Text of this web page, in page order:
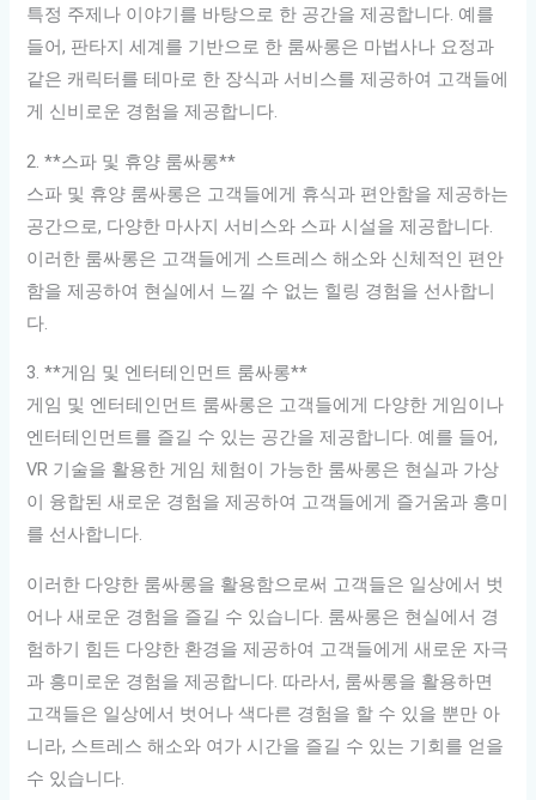
특정 주제나 이야기를 바탕으로 한 공간을 제공합니다. 예를
들어, 판타지 세계를 기반으로 한 룸싸롱은 마법사나 요정과
같은 캐릭터를 테마로 한 장식과 서비스를 제공하여 고객들에
게 신비로운 경험을 제공합니다.
2. **스파 및 휴양 룸싸롱**
스파 및 휴양 룸싸롱은 고객들에게 휴식과 편안함을 제공하는
공간으로, 다양한 마사지 서비스와 스파 시설을 제공합니다.
이러한 룸싸롱은 고객들에게 스트레스 해소와 신체적인 편안
함을 제공하여 현실에서 느낄 수 없는 힐링 경험을 선사합니
다.
3. **게임 및 엔터테인먼트 룸싸롱**
게임 및 엔터테인먼트 룸싸롱은 고객들에게 다양한 게임이나
엔터테인먼트를 즐길 수 있는 공간을 제공합니다. 예를 들어,
VR 기술을 활용한 게임 체험이 가능한 룸싸롱은 현실과 가상
이 융합된 새로운 경험을 제공하여 고객들에게 즐거움과 흥미
를 선사합니다.
이러한 다양한 룸싸롱을 활용함으로써 고객들은 일상에서 벗
어나 새로운 경험을 즐길 수 있습니다. 룸싸롱은 현실에서 경
험하기 힘든 다양한 환경을 제공하여 고객들에게 새로운 자극
과 흥미로운 경험을 제공합니다. 따라서, 룸싸롱을 활용하면
고객들은 일상에서 벗어나 색다른 경험을 할 수 있을 뿐만 아
니라, 스트레스 해소와 여가 시간을 즐길 수 있는 기회를 얻을
수 있습니다.